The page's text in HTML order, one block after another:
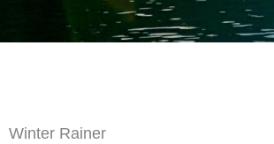
Winter Rainer